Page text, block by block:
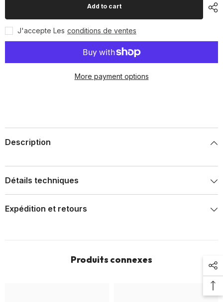
tube
diam
40
tube
diam
40
Add to cart
J'accepte Les conditions de ventes
More payment options
Description
Détails techniques
Expédition et retours
Produits connexes